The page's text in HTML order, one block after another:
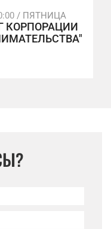
/ ПЯТНИЦА
КОРПОРАЦИИ